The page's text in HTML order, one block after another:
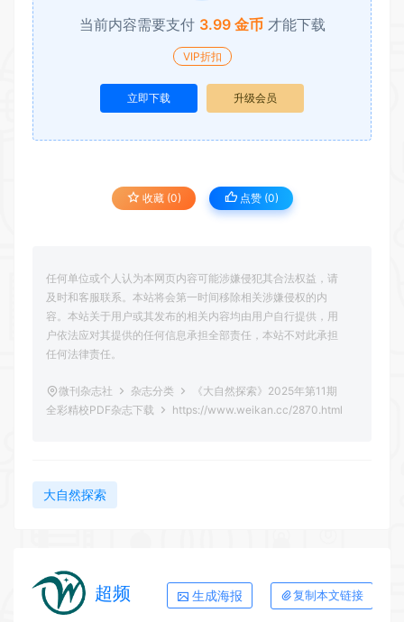
当前内容需要支付 3.99 金币 才能下载
VIP折扣
立即下载 升级会员
收藏 (0) 点赞 (0)
任何单位或个人认为本网页内容可能涉嫌侵犯其合法权益，请
及时和客服联系。本站将会第一时间移除相关涉嫌侵权的内
容。本站关于用户或其发布的相关内容均由用户自行提供，用
户依法应对其提供的任何信息承担全部责任，本站不对此承担
任何法律责任。
微刊杂志社 杂志分类
《大自然探索》2025年第11期
全彩精校PDF杂志下载
https://www.weikan.cc/2870.html
大自然探索
超频 生成海报 复制本文链接